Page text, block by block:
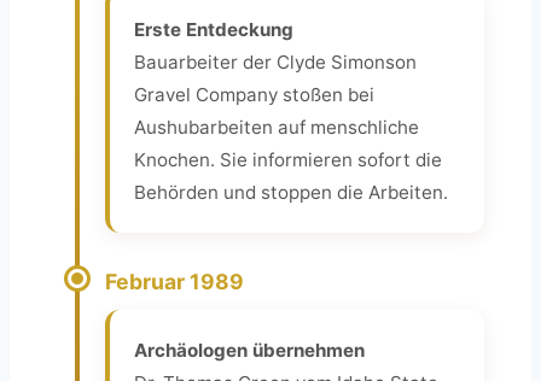
Erste Entdeckung
Bauarbeiter der Clyde Simonson
Gravel Company stoßen bei
Aushubarbeiten auf menschliche
Knochen. Sie informieren sofort die
Behörden und stoppen die Arbeiten.
Februar 1989
Archäologen übernehmen